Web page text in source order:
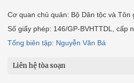
Cơ quan chủ quản: Bộ Dân tộc và Tôn
Số giấy phép: 146/GP-BVHTTDL, cấp
Tổng biên tập: Nguyễn Văn Bá
Liên hệ tòa soạn